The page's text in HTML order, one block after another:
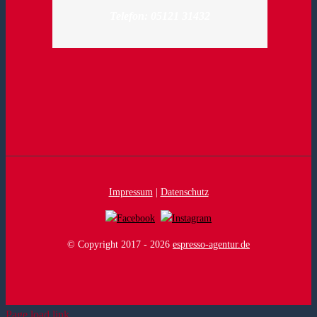
Impressum| Datenschutz
© Copyright 2017 - 2026 espresso-agentur.de
Page load link